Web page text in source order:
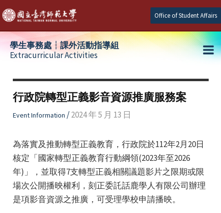
Skip
to
content
Office of Student Affairs
學生事務處┆課外活動指導組
Extracurricular Activities
行政院轉型正義影音資源推廣服務案
Event Information /2024 年 5 月 13 日
為落實及推動轉型正義教育，行政院於112年2月20日
核定「國家轉型正義教育行動綱領(2023年至2026
年)」，並取得7支轉型正義相關議題影片之限期或限
場次公開播映權利，刻正委託話鹿學人有限公司辦理
是項影音資源之推廣，可受理學校申請播映。